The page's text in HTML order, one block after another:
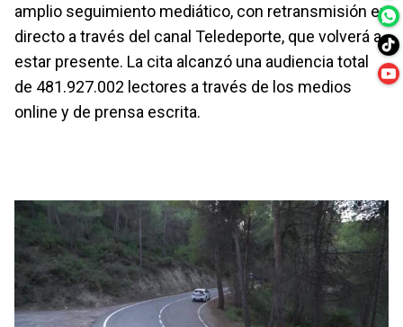
amplio seguimiento mediático, con retransmisión en
directo a través del canal Teledeporte, que volverá a
estar presente. La cita alcanzó una audiencia total
de 481.927.002 lectores a través de los medios
online y de prensa escrita.